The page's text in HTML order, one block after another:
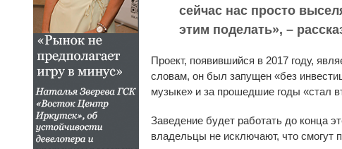
сейчас нас просто
этим поделать», –
Проект, появившийся в 2017 году,
словам, он был запущен «без
музыке» и за прошедшие годы «стал
Заведение будет работать до конца
владельцы не исключают, что смогут